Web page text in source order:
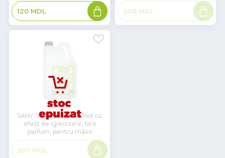
120 MDL
Adaugă
în
coș
408 MDL
Citește
mai
mult
SANY-SOAP, Săpun lichid cu
efect de igienizare, fără
parfum, pentru mâini
390 MDL
Citește
mai